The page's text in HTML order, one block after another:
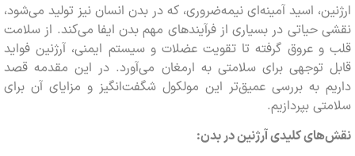
اسید آمینه‌ای نیمه‌ضروری، که در بدن انسان نیز تولید می‌شود،
حیاتی در بسیاری از فرآیندهای مهم بدن ایفا می‌کند. از سلامت
عروق گرفته تا تقویت عضلات و سیستم ایمنی، آرژنین فواید
توجهی برای سلامتی به ارمغان می‌آورد. در این مقدمه قصد
به بررسی عمیق‌تر این مولکول شگفت‌انگیز و مزایای آن برای
بپردازیم.
کلیدی آرژنین در بدن: